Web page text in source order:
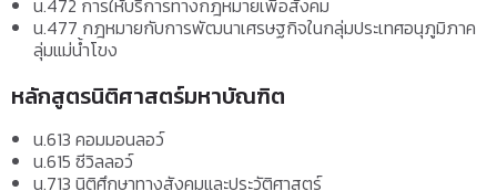
น.472 การให้บริการทางกฎหมายเพื่อสังคม
น.477 กฎหมายกับการพัฒนาเศรษฐกิจในกลุ่มประเทศอนุภูมิภาค
ลุ่มแม่น้ำโขง
หลักสูตรนิติศาสตร์มหาบัณฑิต
น.613 คอมมอนลอว์
น.615 ซีวิลลอว์
น.713 นิติศึกษาทางสังคมและประวัติศาสตร์